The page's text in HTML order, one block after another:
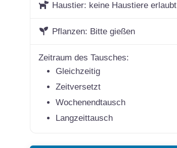
Haustier: keine Haustiere erlaubt
Pflanzen: Bitte gießen
Zeitraum des Tausches:
Gleichzeitig
Zeitversetzt
Wochenendtausch
Langzeittausch